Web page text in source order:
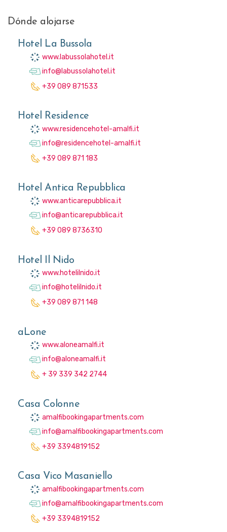
Dónde alojarse
Hotel La Bussola
www.labussolahotel.it
info@labussolahotel.it
+39 089 871533
Hotel Residence
www.residencehotel-amalfi.it
info@residencehotel-amalfi.it
+39 089 871 183
Hotel Antica Repubblica
www.anticarepubblica.it
info@anticarepubblica.it
+39 089 8736310
Hotel Il Nido
www.hotelilnido.it
info@hotelilnido.it
+39 089 871 148
aLone
www.aloneamalfi.it
info@aloneamalfi.it
+ 39 339 342 2744
Casa Colonne
amalfibookingapartments.com
info@amalfibookingapartments.com
+39 3394819152
Casa Vico Masaniello
amalfibookingapartments.com
info@amalfibookingapartments.com
+39 3394819152